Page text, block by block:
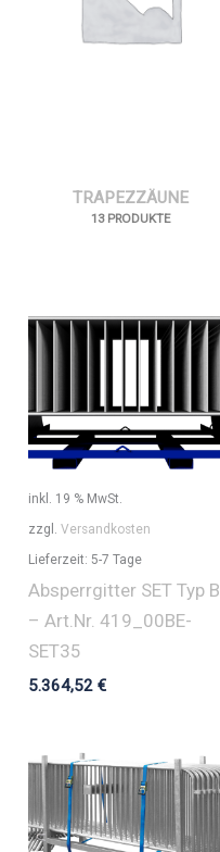
TRAPEZZÄUNE
13 PRODUKTE
inkl. 19 % MwSt.
zzgl.Versandkosten
Lieferzeit: 5-7 Tage
Absperrgitter SET Typ B
– Art.Nr. 419_00BE-
SET35
5.364,52€